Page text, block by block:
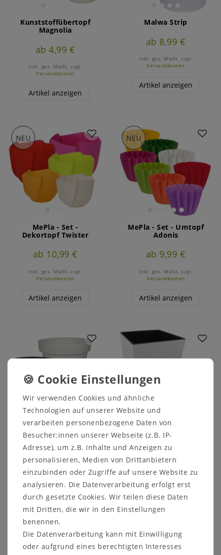
Kunststoffübertopf
Magnolia
ab 4,99 €
inkl. ges. MwSt. zzgl.
Versandkosten
Artikel anzeigen
Malwa Strip
ab 8,99 €
inkl. ges. MwSt. zzgl.
Versandkosten
Artikel anzeigen
NEU
MePla - Set -
Dekortopf Twister
ab 10,99 €
inkl. ges. MwSt.
zzgl.
Versandkosten
Artikel anzeigen
NEU
MePla - Set - Umtopf
Adonis
ab 9,99 €
inkl. ges. MwSt.
zzgl.
Versandkosten
Artikel anzeigen
MePla - Übertopf Edge
ab 2,49 €
inkl. ges. MwSt.
zzgl.
Versandkosten
Artikel anzeigen
Quadratkübel Juka
ab 10,99 €
inkl. ges. MwSt.zzgl.
Versandkosten
Artikel anzeigen
Wir verwenden Cookies und ähnliche
Technologien auf unserer Website und
verarbeiten personenbezogene Daten von
Besucher:innen unserer Webseite (z.B. IP-
Adresse), um z.B. Inhalte und Anzeigen zu
personalisieren, Medien von Drittanbietern
einzubinden oder Zugriffe auf unsere Website zu
analysieren. Die Datenverarbeitung erfolgt erst
durch gesetzte Cookies. Wir teilen diese Daten
mit Dritten, die wir in den Einstellungen
benennen.
Die Datenverarbeitung kann mit Einwilligung
oder aufgrund eines berechtigten Interesses